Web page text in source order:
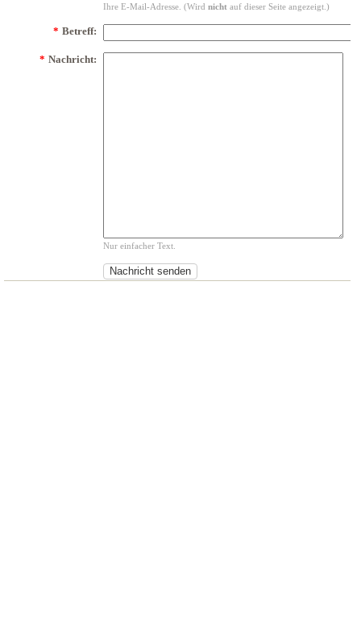
Ihre E-Mail-Adresse. (Wird nicht auf dieser Seite angezeigt.)
* Betreff:
* Nachricht:
Nur einfacher Text.